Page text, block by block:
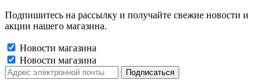
Подпишитесь на рассылку и получайте свежие новости и
акции нашего магазина.
Новости магазина
Новости магазина